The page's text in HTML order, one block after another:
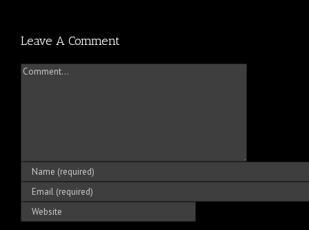
Leave A Comment
Comment